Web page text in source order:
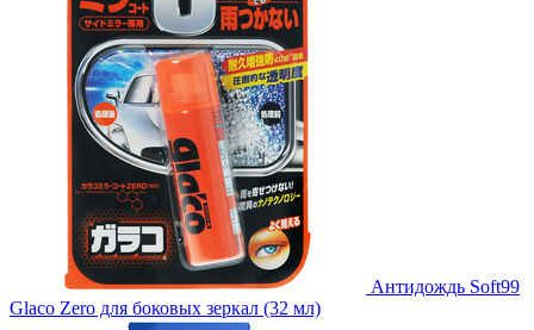
Антидождь Soft99
Glaco Zero для боковых зеркал (32 мл)